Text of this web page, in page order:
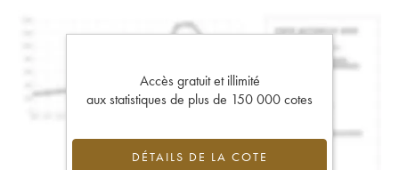
Accès gratuit et illimité
aux statistiques de plus de 150 000 cotes
DÉTAILS DE LA COTE